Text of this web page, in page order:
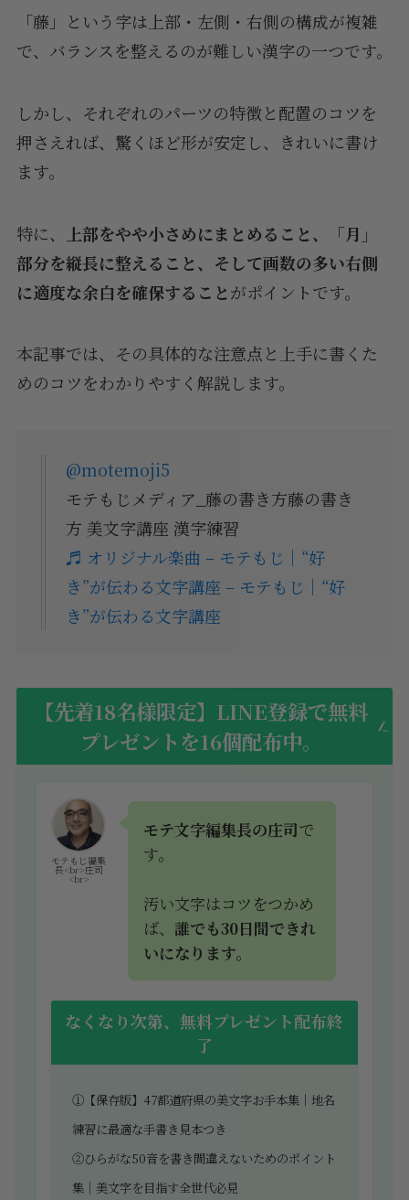
「藤」という字は上部・左側・右側の構成が複雑
で、バランスを整えるのが難しい漢字の一つです。
しかし、それぞれのパーツの特徴と配置のコツを
押さえれば、驚くほど形が安定し、きれいに書け
ます。
特に、
上部をやや小さめにまとめること、「月」
部分を縦長に整えること、そして画数の多い右側
に適度な余白を確保することがポイントです。
本記事では、その具体的な注意点と上手に書くた
めのコツをわかりやすく解説します。
@motemoji5
モテもじメディア_藤の書き方藤の書き
方 美文字講座 漢字練習
♬ オリジナル楽曲 – モテもじ｜“好
き”が伝わる文字講座 – モテもじ｜“好
き”が伝わる文字講座
【先着18名様限定】LINE登録で無料
プレゼントを16個配布中。
モテもじ編集
長<br>庄司
<br>
モテ文字編集長の庄司で
す。
汚い文字はコツをつかめ
ば、誰でも30日間できれ
いになります。
なくなり次第、無料プレゼント配布終
了
①【保存版】47都道府県の美文字お手本集｜地名
練習に最適な手書き見本つき
②ひらがな50音を書き間違えないためのポイント
集｜美文字を目指す全世代必見